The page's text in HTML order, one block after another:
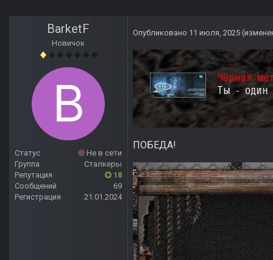
BarketF
Новичок
Статус
Не в сети
Группа
Сталкеры
Репутация
18
Сообщений
69
Регистрация
21.01.2024
Опубликовано 11 июля, 2025
ПОБЕДА!